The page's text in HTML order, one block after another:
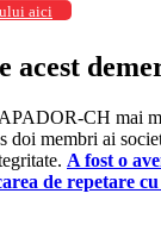
aici
acest
CH mai
doi membri ai
A fost o
de repetare